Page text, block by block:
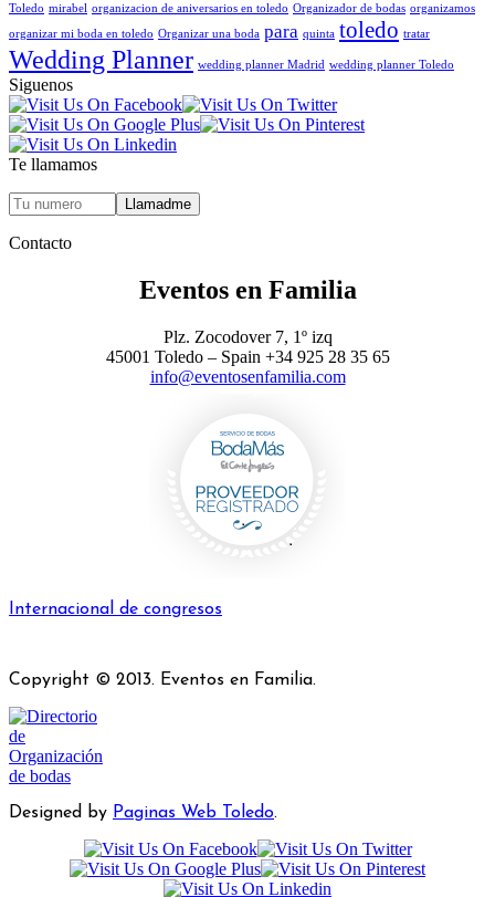
Toledo mirabel organizacion de aniversarios en toledo Organizador de bodas organizamos
organizar mi boda en toledo Organizar una boda para quinta toledo tratar
Wedding Planner wedding planner Madrid wedding planner Toledo
Siguenos
Te llamamos
Contacto
Eventos en Familia
Plz. Zocodover 7, 1º izq
45001 Toledo – Spain +34 925 28 35 65
info@eventosenfamilia.com
Internacional de congresos
Copyright © 2013. Eventos en Familia.
Designed by Paginas Web Toledo.